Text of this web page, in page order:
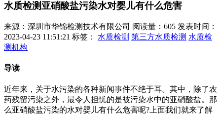
水质检测亚硝酸盐污染水对婴儿有什么危害
来源：深圳市华锦检测技术有限公司 阅读量：605 发表时间：
2023-04-23 11:51:21 标签： 水质检测 第三方水质检测 水质检
测机构
导读
近年来，关于水污染的各种新闻事件不绝于耳。其中，除了农
药残留污染之外，最令人担忧的是被污染水中的亚硝酸盐。那
么亚硝酸盐污染的水对婴儿有什么危害呢?上面我们就来了解